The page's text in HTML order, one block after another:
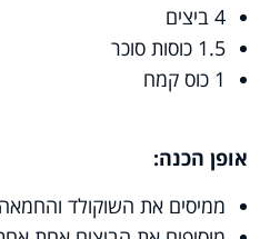
4ביצים
1.5 כוסות סוכר
1 כוס קמח
אופן הכנה:
ממיסים את השוקולד